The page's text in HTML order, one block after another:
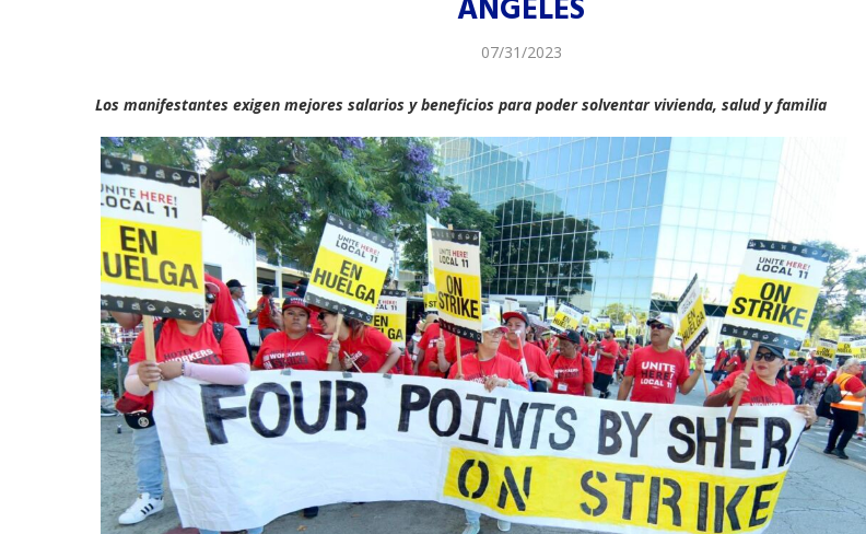
ANGELES
07/31/2023
Los manifestantes exigen mejores salarios y beneficios para poder solventar vivienda, salud y familia